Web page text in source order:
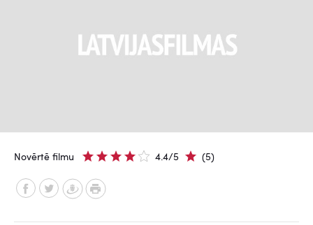
Novērtē filmu 4.4/5 (5)